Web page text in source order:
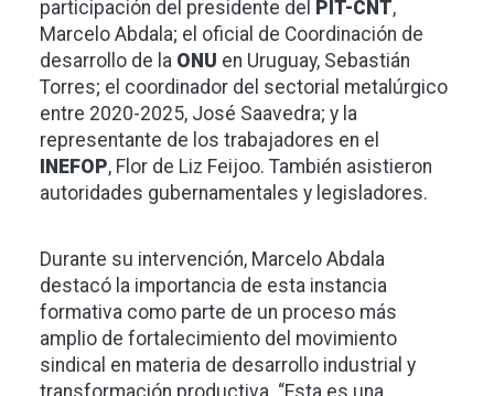
participación del presidente del
PIT-CNT,
Marcelo Abdala; el oficial de Coordinación de
desarrollo de la ONU en Uruguay, Sebastián
Torres; el coordinador del sectorial metalúrgico
entre 2020-2025, José Saavedra; y la
representante de los trabajadores en el
INEFOP, Flor de Liz Feijoo. También asistieron
autoridades gubernamentales y legisladores.
Durante su intervención, Marcelo Abdala
destacó la importancia de esta instancia
formativa como parte de un proceso más
amplio de fortalecimiento del movimiento
sindical en materia de desarrollo industrial y